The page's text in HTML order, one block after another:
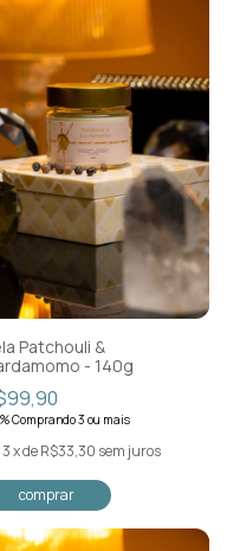
Patchouli &
- 140g
Comprando 3 ou mais
3xdeR$33,30 sem juros